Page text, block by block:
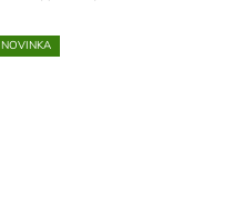
NOVINKA